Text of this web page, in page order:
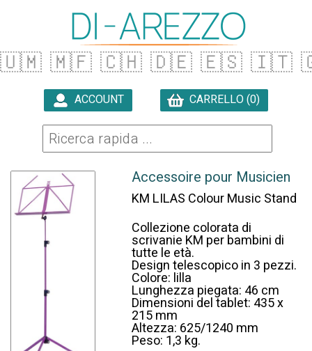
🇺🇲 🇲🇫 🇨🇭 🇩🇪 🇪🇸 🇮🇹
ACCOUNT CARRELLO (0)
Accessoire pour Musicien
KM LILAS Colour Music Stand
Collezione colorata di
scrivanie KM per bambini di
tutte le età.
Design telescopico in 3 pezzi.
Colore: lilla
Lunghezza piegata: 46 cm
Dimensioni del tablet: 435 x
215 mm
Altezza: 625/1240 mm
Peso: 1,3 kg.